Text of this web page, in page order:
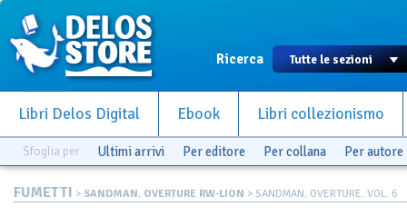
Ricerca
Libri Delos Digital Ebook Libri collezionismo
Sfoglia per Ultimi arrivi Per editore Per collana Per autore
FUMETTI > SANDMAN. OVERTURE RW-LION > SANDMAN. OVERTURE. VOL. 6